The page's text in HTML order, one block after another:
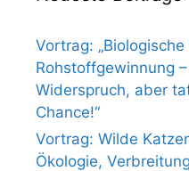
Vortrag:
Rohstoffgewinnung
Widerspruch, aber
Chance!“
Vortrag: Wilde
Ökologie,